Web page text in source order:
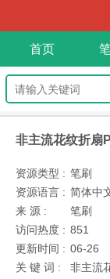
首页
非主流花纹折扇
资源类型 : 笔刷
资源语言 : 简体中
来 源 :
笔刷
访问热度 : 851
更新时间 : 06-26
关 键 词 :
非主流